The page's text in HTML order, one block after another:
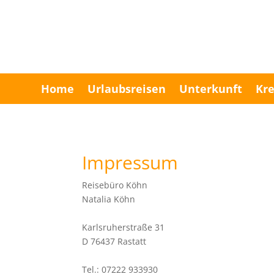
Home Urlaubsreisen Unterkunft
Impressum
Reisebüro Köhn
Natalia Köhn
Karlsruherstraße 31
D 76437 Rastatt
Tel.: 07222 933930